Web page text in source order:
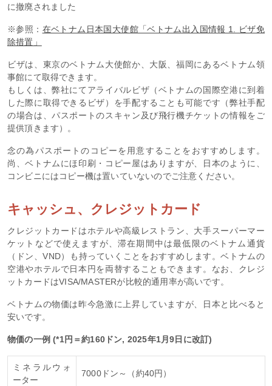
に撤廃されました
※参照： 在ベトナム日本国大使館「ベトナム出入国情報 1. ビザ免
除措置」
ビザは、東京のベトナム大使館か、大阪、福岡にあるベトナム領
事館にて取得できます。
もしくは、弊社にてアライバルビザ（ベトナムの国際空港に到着
した際に取得できるビザ）を手配することも可能です（弊社手配
の場合は、パスポートのスキャン及び飛行機チケットの情報をご
提供頂きます）。
念の為パスポートのコピーを用意することをおすすめします。
尚、ベトナムにほ印刷・コピー屋はありますが、日本のように、
コンビニにはコピー機は置いていないのでご注意ください。
キャッシュ、クレジットカード
クレジットカードはホテルや高級レストラン、大手スーパーマー
ケットなどで使えますが、滞在期間中は最低限のベトナム通貨
（ドン、VND）も持っていくことをおすすめします。ベトナムの
空港やホテルで日本円を両替することもできます。なお、クレジ
ットカードはVISA/MASTERが比較的通用率が高いです。
ベトナムの物価は昨今急激に上昇していますが、日本と比べると
安いです。
物価の一例 (*1円＝約160ドン, 2025年1月9日に改訂)
ミネラルウォ
ーター
7000ドン～（約40円）